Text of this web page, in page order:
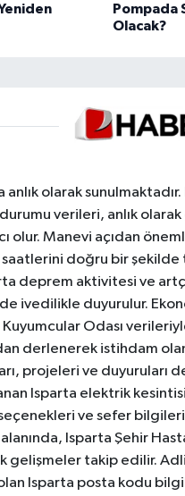
Pompada
Olacak?
olarak
verileri, anlık
olur. Manevi açıdan
doğru bir
deprem aktivitesi ve
ivedilikle duyurulur.
Odası
derlenerek istihdam
projeleri ve
Isparta elektrik
ve sefer
Isparta Şehir
takip edilir.
Isparta posta kodu